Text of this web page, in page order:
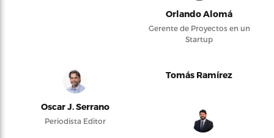
Orlando Alomá
Gerente de Proyectos en un
Startup
Oscar J. Serrano
Periodista Editor
Tomás Ramírez